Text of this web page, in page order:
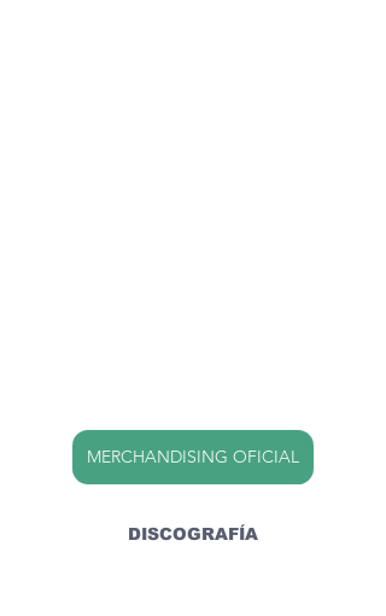
MERCHANDISING OFICIAL
DISCOGRAFÍA